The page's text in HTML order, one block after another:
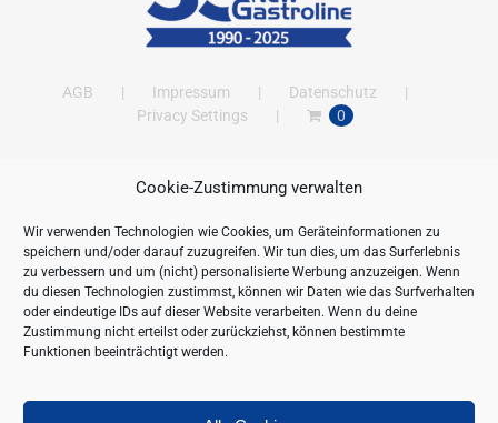
Cookie-Zustimmung verwalten
Wir verwenden Technologien wie Cookies, um Geräteinformationen zu
speichern und/oder darauf zuzugreifen. Wir tun dies, um das Surferlebnis
zu verbessern und um (nicht) personalisierte Werbung anzuzeigen. Wenn
du diesen Technologien zustimmst, können wir Daten wie das Surfverhalten
oder eindeutige IDs auf dieser Website verarbeiten. Wenn du deine
Zustimmung nicht erteilst oder zurückziehst, können bestimmte
Funktionen beeinträchtigt werden.
AGB Impressum
Datenschutz
Privacy Settings
0
ANSCHRIFT
New Gastroline GmbH
Barthestraße 115
18356 Barth
Deutschland/Germany
Öffnungszeiten:
Mo. - Fr. 09.00 bis 16.00 Uhr